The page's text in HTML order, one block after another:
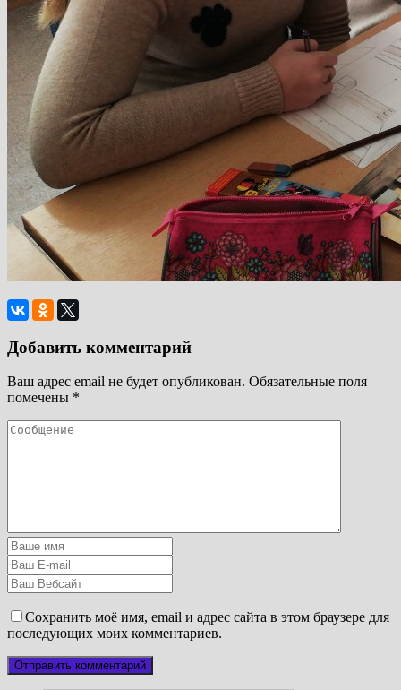
Добавить комментарий
Ваш адрес email не будет опубликован. Обязательные поля
помечены *
Сохранить моё имя, email и адрес сайта в этом браузере для
последующих моих комментариев.